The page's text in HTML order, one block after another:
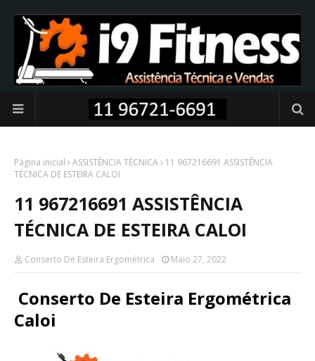
Página inicial ASSISTÊNCIA TÉCNICA
11 967216691 ASSISTÊNCIA
TÉCNICA DE ESTEIRA CALOI
11 967216691 ASSISTÊNCIA
TÉCNICA DE ESTEIRA CALOI
Conserto De Esteira Ergométrica Maio 27, 2022
Conserto De Esteira Ergométrica
Caloi